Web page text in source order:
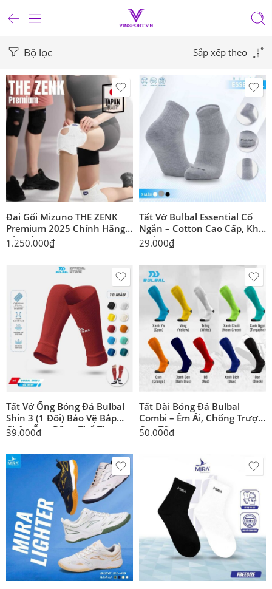
Bộ lọc Sắp xếp theo
Đai Gối Mizuno THE ZENK
Premium 2025 Chính Hãng
Giá Tốt
1.250.000₫
Tất Vớ Bulbal Essential Cổ
Ngắn – Cotton Cao Cấp, Khử
Mùi
29.000₫
Tất Vớ Ống Bóng Đá Bulbal
Shin 3 (1 Đôi) Bảo Vệ Bắp
Chân Ống Đồng Thể Thao
Đương Đại
39.000₫
Tất Dài Bóng Đá Bulbal
Combi – Êm Ái, Chống Trượt
Cực Tốt
50.000₫